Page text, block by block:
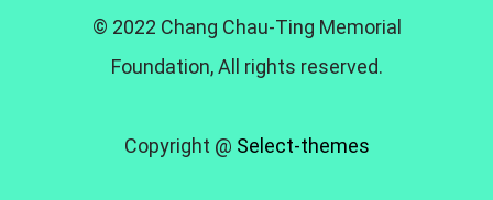
© 2022 Chang Chau-Ting Memorial
Foundation, All rights reserved.
Copyright @ Select-themes